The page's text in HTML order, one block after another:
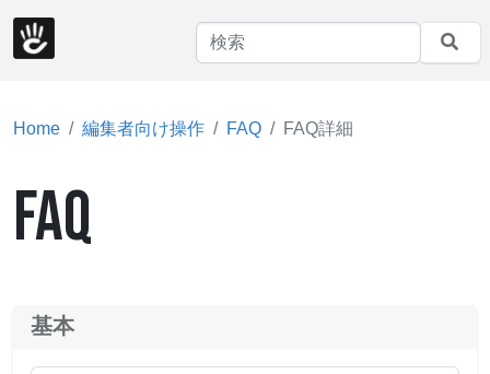
Home 編集者向け操作 FAQ FAQ詳細
FAQ
基本